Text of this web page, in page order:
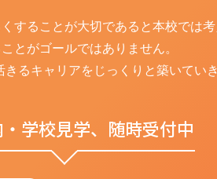
することが大切であると本校では考
とがゴールではありません。
きるキャリアを じっくりと築いてい
学校見学、随時受付中